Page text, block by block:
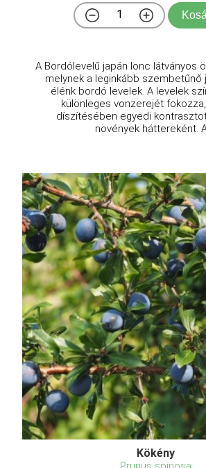
A Bordólevelű japán lonc látványos
melynek a leginkább szembetűnő
élénk bordó levelek. A levelek
különleges vonzerejét
díszítésében egyedi
növények háttereként.
Kökény